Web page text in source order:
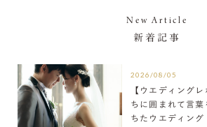
New Article
新着記事
2026/08/05
【ウエディング
ちに囲まれて言
ちたウエディング